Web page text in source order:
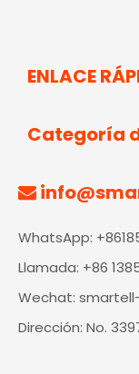
ENLACE
Categoría

WhatsApp:
Llamada: +86
Wechat:
Dirección: No.